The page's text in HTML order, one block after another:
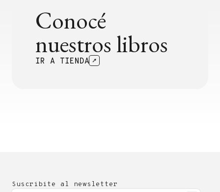
Conocé
nuestros libros
IR A TIENDA
Suscribite al newsletter